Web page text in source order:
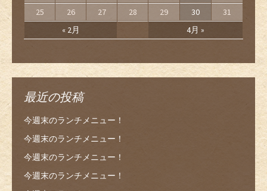
« 2月 4月 »
25
26 27 28 29 30 31
最近の投稿
今週末のランチメニュー！
今週末のランチメニュー！
今週末のランチメニュー！
今週末のランチメニュー！